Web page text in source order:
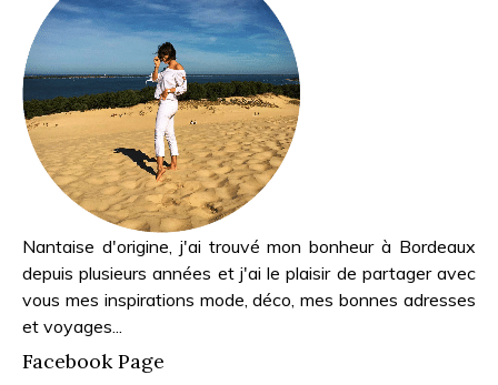
Nantaise d'origine, j'ai trouvé mon bonheur à Bordeaux
depuis plusieurs années et j'ai le plaisir de partager avec
vous mes inspirations mode, déco, mes bonnes adresses
et voyages...
Facebook Page